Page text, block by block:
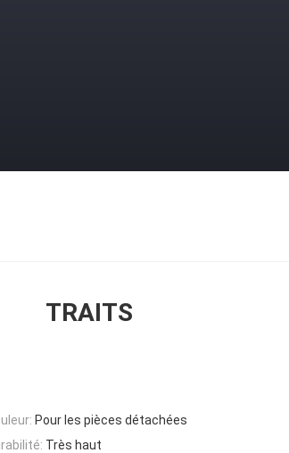
TRAITS
Pour les pièces détachées
Très haut